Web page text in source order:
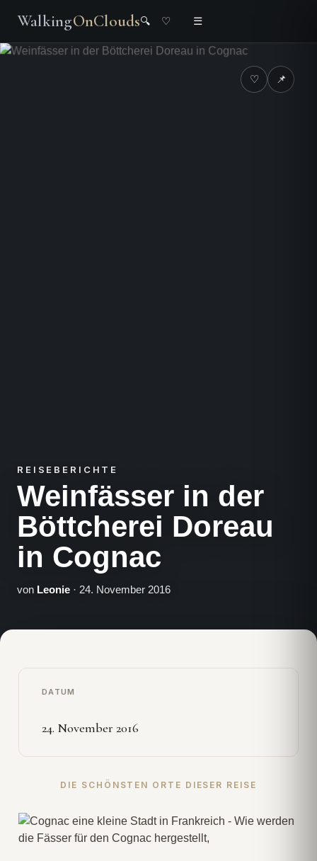
WalkingOnClouds🔍 ♡ ☰
♡ 📌
REISEBERICHTE
Weinfässer in der
Böttcherei Doreau
in Cognac
von Leonie · 24. November 2016
DATUM
24. November 2016
DIE SCHÖNSTEN ORTE DIESER REISE